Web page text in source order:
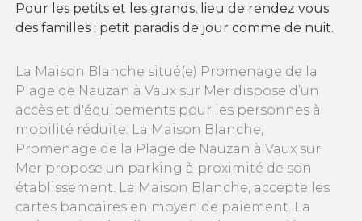
Pour les petits et les grands, lieu de rendez vous
des familles ; petit paradis de jour comme de nuit.
La Maison Blanche situé(e) Promenage de la
Plage de Nauzan à Vaux sur Mer dispose d’un
accès et d'équipements pour les personnes à
mobilité réduite. La Maison Blanche,
Promenage de la Plage de Nauzan à Vaux sur
Mer propose un parking à proximité de son
établissement. La Maison Blanche, accepte les
cartes bancaires en moyen de paiement. La